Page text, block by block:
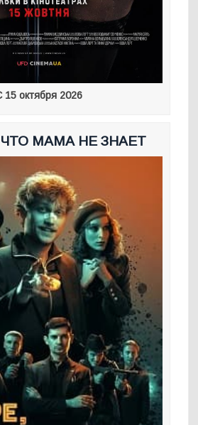
15 октября 2026
МАМА НЕ ЗНАЕТ